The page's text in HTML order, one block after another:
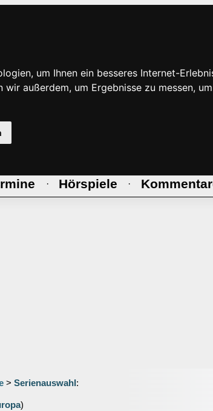
um Ihnen ein besseres Internet-
außerdem, um Ergebnisse zu messen,
· Hörspiele ·
> Serienauswahl :
)